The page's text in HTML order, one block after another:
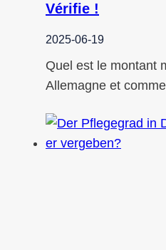
Vérifie !
2025-06-19
Quel est le montant
Allemagne et